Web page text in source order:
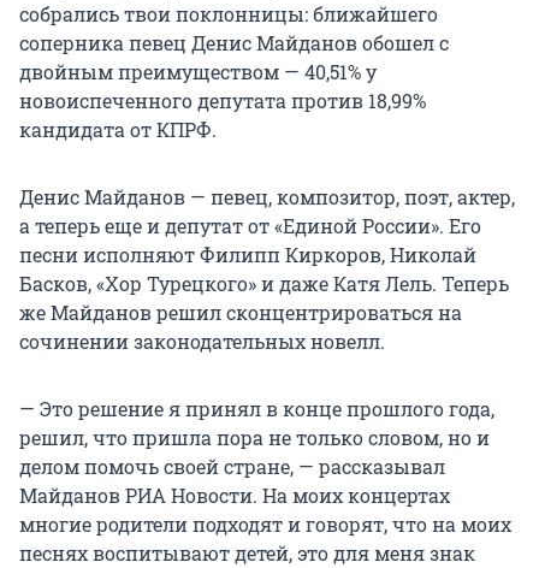
собрались твои поклонницы: ближайшего
соперника певец Денис Майданов обошел с
двойным преимуществом — 40,51% у
новоиспеченного депутата против 18,99%
кандидата от КПРФ.
Денис Майданов — певец, композитор, поэт, актер,
а теперь еще и депутат от «Единой России». Его
песни исполняют Филипп Киркоров, Николай
Басков, «Хор Турецкого» и даже Катя Лель. Теперь
же Майданов решил сконцентрироваться на
сочинении законодательных новелл.
— Это решение я принял в конце прошлого года,
решил, что пришла пора не только словом, но и
делом помочь своей стране, — рассказывал
Майданов РИА Новости. На моих концертах
многие родители подходят и говорят, что на моих
песнях воспитывают детей, это для меня знак